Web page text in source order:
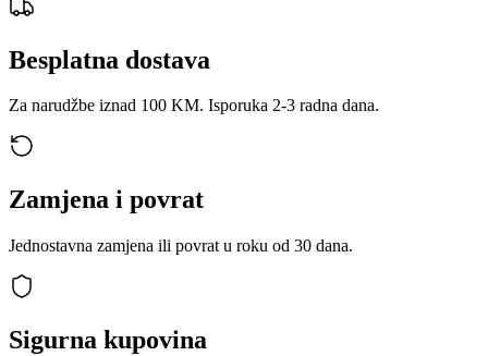
Besplatna dostava
Za narudžbe iznad 100 KM. Isporuka 2-3 radna dana.
Zamjena i povrat
Jednostavna zamjena ili povrat u roku od 30 dana.
Sigurna kupovina